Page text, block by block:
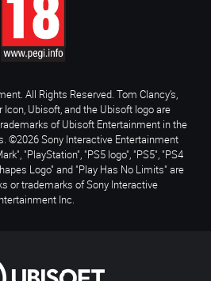
All Rights Reserved. Tom Clancy’s,
Icon, Ubisoft, and the Ubisoft logo are
of Ubisoft Entertainment in the
©2026 Sony Interactive Entertainment
"PlayStation", "PS5 logo", "PS5", "PS4
Logo" and "Play Has No Limits" are
or trademarks of Sony Interactive
Inc.